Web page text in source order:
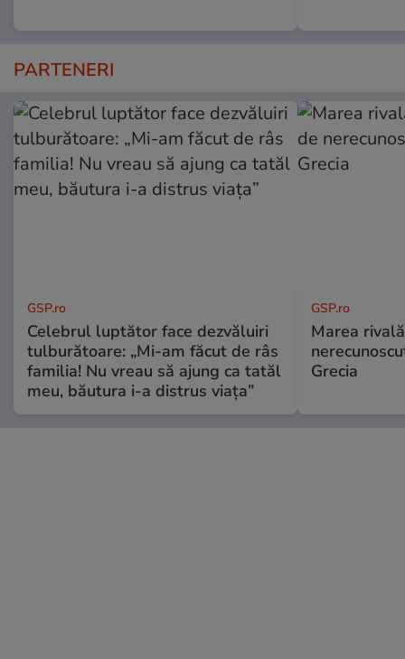
PARTENERI
GSP.ro
Celebrul luptător face dezvăluiri
tulburătoare: „Mi-am făcut de râs
familia! Nu vreau să ajung ca tatăl
meu, băutura i-a distrus viața”
GSP.ro
Marea
Grecia